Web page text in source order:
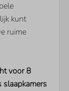
kunt
ruime
voor 8
slaapkamers